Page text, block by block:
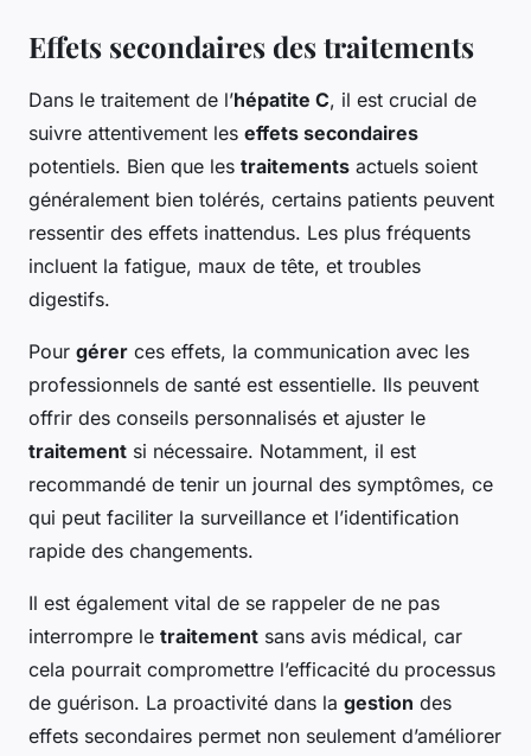
Effets secondaires des traitements
Dans le traitement de l’hépatite C, il est crucial de
suivre attentivement les effets secondaires
potentiels. Bien que les traitements actuels soient
généralement bien tolérés, certains patients peuvent
ressentir des effets inattendus. Les plus fréquents
incluent la fatigue, maux de tête, et troubles
digestifs.
Pour gérer ces effets, la communication avec les
professionnels de santé est essentielle. Ils peuvent
offrir des conseils personnalisés et ajuster le
traitement si nécessaire. Notamment, il est
recommandé de tenir un journal des symptômes, ce
qui peut faciliter la surveillance et l’identification
rapide des changements.
Il est également vital de se rappeler de ne pas
interrompre le traitement sans avis médical, car
cela pourrait compromettre l’efficacité du processus
de guérison. La proactivité dans la gestion des
effets secondaires permet non seulement d’améliorer